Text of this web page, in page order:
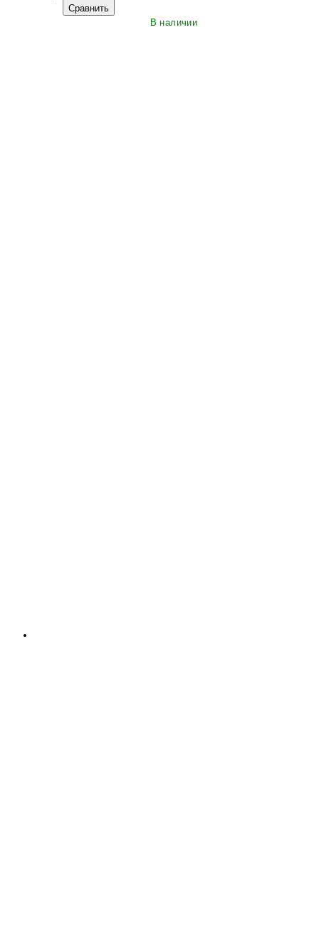
Сравнить
В наличии